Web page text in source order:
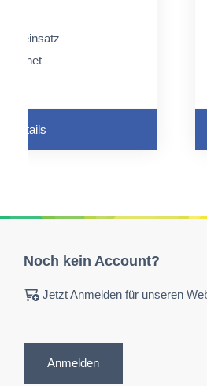
Details
Noch kein Account?
Jetzt Anmelden für unseren
Anmelden